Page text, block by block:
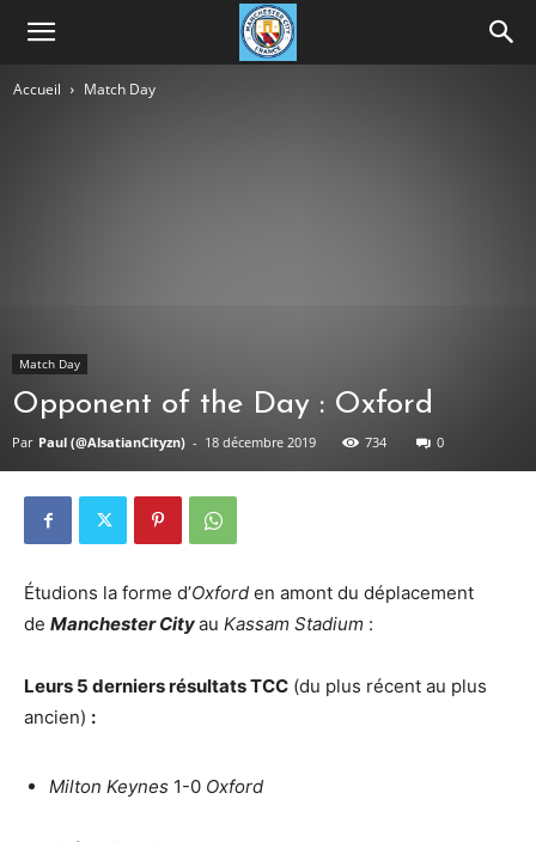
Accueil Match Day
Match Day
Opponent of the Day : Oxford
Par Paul (@AlsatianCityzn) - 18 décembre 2019 734 0
Étudions la forme d’Oxford en amont du déplacement
de Manchester Cityau Kassam Stadium :
Leurs 5 derniers résultats TCC (du plus récent au plus
ancien) :
Milton Keynes 1-0 Oxford